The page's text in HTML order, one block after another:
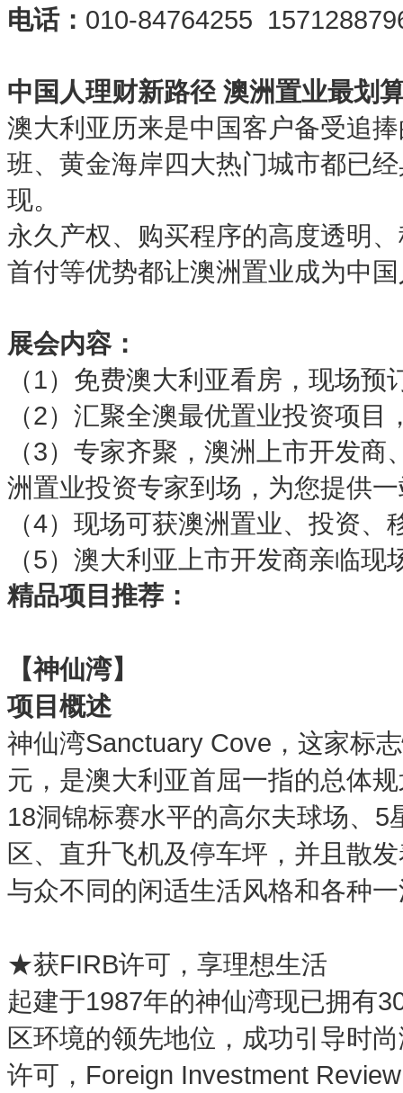
电话： 010-84764255
中国人理财新路径 澳洲置业最划
澳大利亚历来是中国客户备受追
班、黄金海岸四大热门城市都已
现。
永久产权、购买程序的高度透明
首付等优势都让澳洲置业成为中
展会内容：
（1）免费澳大利亚看房，现场
（2）汇聚全澳最优置业投资项
（3）专家齐聚，澳洲上市开发
洲置业投资专家到场，为您提供
（4）现场可获澳洲置业、投资、
（5）澳大利亚上市开发商亲临
精品项目推荐：
【神仙湾】
项目概述
神仙湾Sanctuary Cove，这家标
元，是澳大利亚首屈一指的总体
18洞锦标赛水平的高尔夫球场、
区、直升飞机及停车坪，并且散
与众不同的闲适生活风格和各种
★获FIRB许可，享理想生活
起建于1987年的神仙湾现已拥有
区环境的领先地位，成功引导时
许可，Foreign Investment